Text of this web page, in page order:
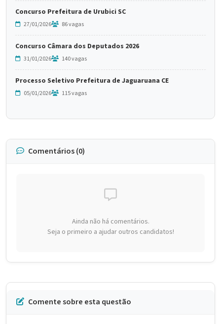
Concurso Prefeitura de Urubici SC
27/01/2026 86 vagas
Concurso Câmara dos Deputados 2026
31/01/2026 140 vagas
Processo Seletivo Prefeitura de Jaguaruana CE
05/01/2026 115 vagas
Comentários (0)
Ainda não há comentários.
Seja o primeiro a ajudar outros candidatos!
Comente sobre esta questão